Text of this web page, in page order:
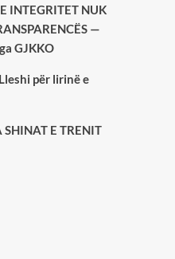
INTEGRITET NUK
—
GJKKO
për lirinë e
SHINAT E TRENIT